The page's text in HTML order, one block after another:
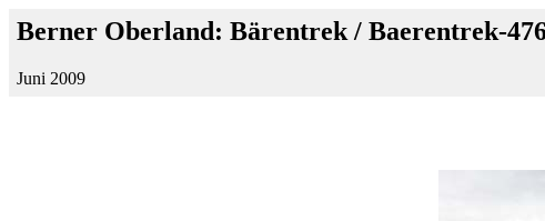
Berner Oberland: Bärentrek / Baerentrek-
Juni 2009